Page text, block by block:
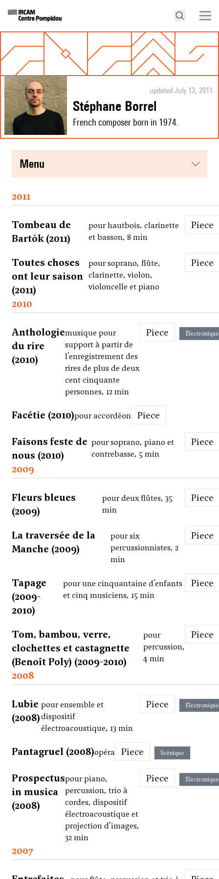
updated July 13, 2011
Stéphane Borrel
French composer born in 1974.
menu
2011
Tombeau de
Bartók (2011)
pour hautbois, clarinette
et basson, 8 min
Piece
Toutes choses
ont leur saison
(2011)
pour soprano, flûte,
clarinette, violon,
violoncelle et piano
Piece
2010
Anthologie
du rire
(2010)
musique pour
support à partir de
l'enregistrement des
rires de plus de deux
cent cinquante
personnes, 12 min
Piece Électronique
Facétie (2010)pour accordéon Piece
Faisons feste de
nous (2010)
pour soprano, piano et
contrebasse, 5 min
Piece
2009
Fleurs bleues
(2009)
pour deux flûtes, 35
min
Piece
La traversée de la
Manche (2009)
pour six
percussionnistes, 2
min
Piece
Tapage
(2009-
2010)
pour une cinquantaine d'enfants
et cinq musiciens, 15 min
Piece
Tom, bambou, verre,
clochettes et castagnette
(Benoît Poly) (2009-2010)
pour
percussion,
4 min
Piece
2008
Lubie
(2008)
pour ensemble et
dispositif
électroacoustique, 13 min
Piece Électronique
Pantagruel (2008)opéra Piece Scénique
Prospectus
in musica
(2008)
pour piano,
percussion, trio à
cordes, dispositif
électroacoustique et
projection d’images,
32 min
Piece Électronique
2007